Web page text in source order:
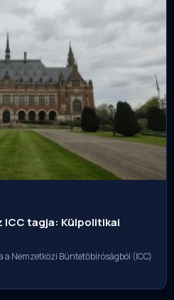
ICC tagja: Külpolitikai
Nemzetközi Büntetőbíróságból (ICC)